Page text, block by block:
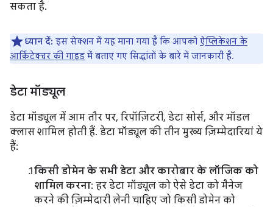
सकता है.
ध्यान दें: इस सेक्शन में यह माना गया है कि आपको ऐप्लिकेशन के
आर्किटेक्चर की गाइड में बताए गए सिद्धांतों के बारे में जानकारी है.
डेटा मॉड्यूल
डेटा मॉड्यूल में आम तौर पर, रिपॉज़िटरी, डेटा सोर्स, और मॉडल
क्लास शामिल होती हैं. डेटा मॉड्यूल की तीन मुख्य ज़िम्मेदारियां ये
हैं:
किसी डोमेन के सभी डेटा और कारोबार के लॉजिक को
शामिल करना: हर डेटा मॉड्यूल को ऐसे डेटा को मैनेज
करने की ज़िम्मेदारी लेनी चाहिए जो किसी डोमेन को